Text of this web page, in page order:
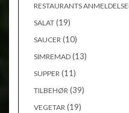
RESTAURANTS
SALAT (19)
SAUCER (10)
SIMREMAD (13)
SUPPER (11)
TILBEHØR (39)
VEGETAR (19)